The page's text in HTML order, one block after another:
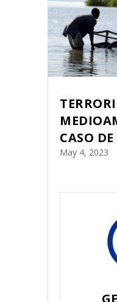
CASO
May 4, 2023